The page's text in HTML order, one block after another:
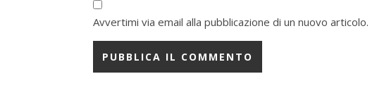
Avvertimi via email alla pubblicazione di un nuovo articolo.